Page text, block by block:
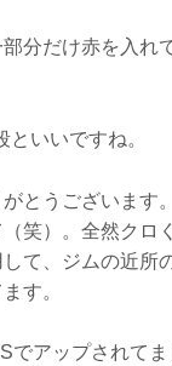
分だけ赤を入れ
いいですね。
とうございます
笑）。全然クロ
て、ジムの近所
す。
アップされてま